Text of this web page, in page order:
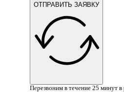
ОТПРАВИТЬ ЗАЯВКУ
Перезвоним в течение 25 минут в